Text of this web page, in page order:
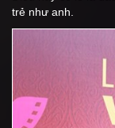
trẻ như anh.